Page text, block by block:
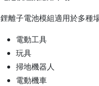
鋰離子電池模組適用於多種
電動工具
玩具
掃地機器人
電動機車